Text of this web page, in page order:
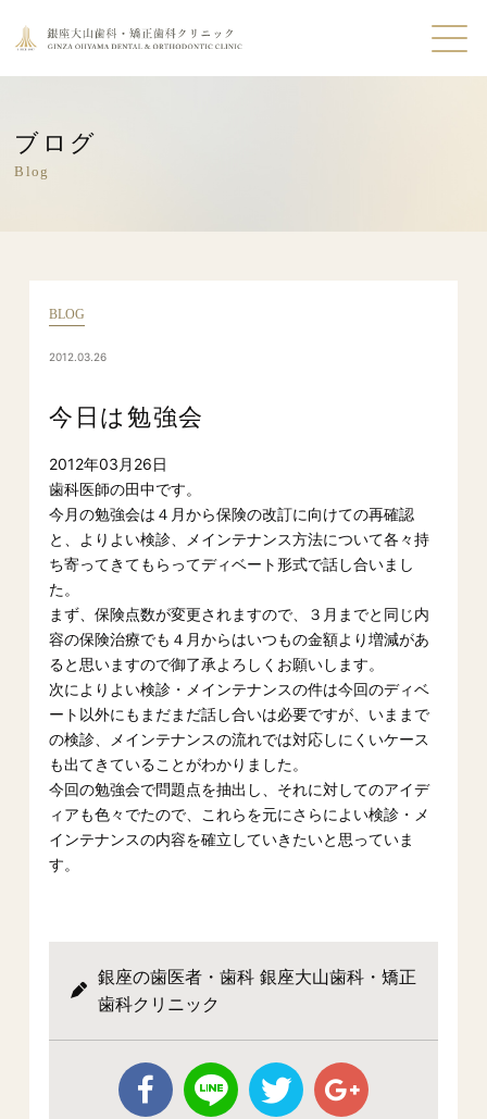
ブログ
Blog
BLOG
2012.03.26
今日は勉強会
2012年03月26日
歯科医師の田中です。
今月の勉強会は４月から保険の改訂に向けての再確認
と、よりよい検診、メインテナンス方法について各々持
ち寄ってきてもらってディベート形式で話し合いまし
た。
まず、保険点数が変更されますので、３月までと同じ内
容の保険治療でも４月からはいつもの金額より増減があ
ると思いますので御了承よろしくお願いします。
次によりよい検診・メインテナンスの件は今回のディベ
ート以外にもまだまだ話し合いは必要ですが、いままで
の検診、メインテナンスの流れでは対応しにくいケース
も出てきていることがわかりました。
今回の勉強会で問題点を抽出し、それに対してのアイデ
ィアも色々でたので、これらを元にさらによい検診・メ
インテナンスの内容を確立していきたいと思っていま
す。
銀座の歯医者・歯科 銀座大山歯科・矯正
歯科クリニック